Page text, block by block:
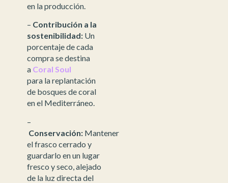
en la producción.
– Contribución a la
sostenibilidad:Un
porcentaje de cada
compra se destina
a Coral Soul
para la replantación
de bosques de coral
en el Mediterráneo.
–
Conservación:Mantener
el frasco cerrado y
guardarlo en un lugar
fresco y seco, alejado
de la luz directa del